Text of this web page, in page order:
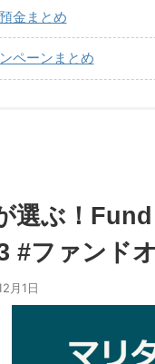
金まとめ
ペーンまとめ
選ぶ！
ファンド
月1日